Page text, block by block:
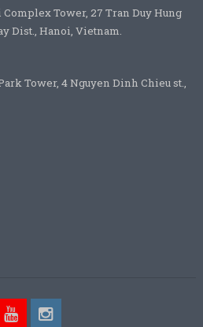
Tower, 27 Tran Duy Hung
Dist., Hanoi, Vietnam.
Tower, 4 Nguyen Dinh Chieu st.,